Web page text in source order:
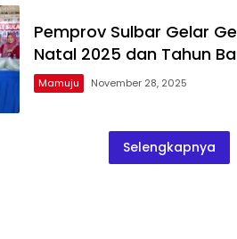
Pemprov Sulbar Gelar
Natal 2025 dan Tahun
Mamuju November 28, 2025
Selengkapnya